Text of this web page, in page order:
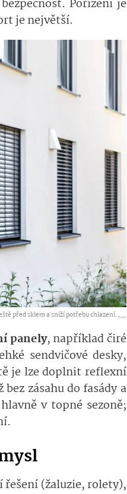
Pořízení je
je největší.
před sklem a sníží potřebu chlazení. ,...
panely, například čiré
sendvičové desky,
je lze doplnit reflexní
zásahu do fasády a
v topné sezoně;
řešení (žaluzie, rolety),